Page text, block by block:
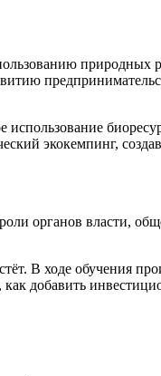
природных
экокемпинг,
органов власти,
В ходе обучения
добавить